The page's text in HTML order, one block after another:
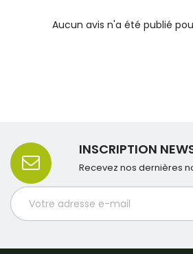
Aucun avis n'a été publié
INSCRIPTION
Recevez nos dernières